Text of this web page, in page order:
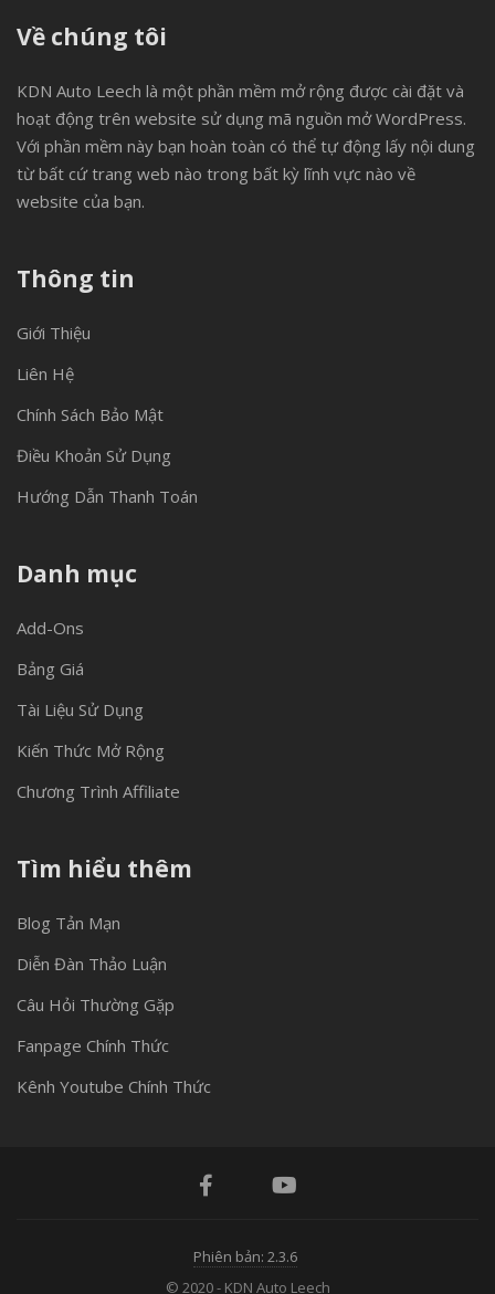
Về chúng tôi
KDN Auto Leech là một phần mềm mở rộng được cài đặt và
hoạt động trên website sử dụng mã nguồn mở WordPress.
Với phần mềm này bạn hoàn toàn có thể tự động lấy nội dung
từ bất cứ trang web nào trong bất kỳ lĩnh vực nào về
website của bạn.
Thông tin
Giới Thiệu
Liên Hệ
Chính Sách Bảo Mật
Điều Khoản Sử Dụng
Hướng Dẫn Thanh Toán
Danh mục
Add-Ons
Bảng Giá
Tài Liệu Sử Dụng
Kiến Thức Mở Rộng
Chương Trình Affiliate
Tìm hiểu thêm
Blog Tản Mạn
Diễn Đàn Thảo Luận
Câu Hỏi Thường Gặp
Fanpage Chính Thức
Kênh Youtube Chính Thức
Phiên bản: 2.3.6
© 2020 - KDN Auto Leech